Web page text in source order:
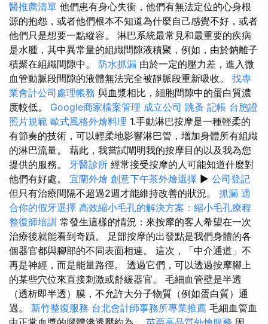
醫推薦清單 他們患有身心失衡，他們有無法定位的心身根
源的抱怨，或者他們根本不知道為什麼自己感覺不好，或者
他們只是想要一點縱容。 淋巴系統最常見和最重要的疾病
是水腫，其中異常量的組織間隙液積聚，例如，由於鈉離子
積聚在組織間隙中。 防水抓漏 由於一定的壓力差，進入微
血管動脈段間隙的液體無法完全被靜脈段重新吸收。 找專
業會計公司處理帳務 與血漿相比，細胞間隙中的蛋白質濃
度較低。 Google商家檔案管理 成立公司 跳蚤 記帳 台胞證
照片規範 歐式風格外燴料理 1.手動淋巴按摩是一種輕柔的
有節奏的技術，可以輕柔地影響淋巴管，增加身體所有組織
的淋巴流量。 藉此，我嘗試闡明我的按摩目的以及我為您
提供的服務。 牙醫診所 經常接受按摩的人可能知道什麼對
他們有好處。 宜蘭外燴 創意下午茶外燴選擇 ▶ 公司登記
但只有治療間隔不超過2週才能維持改善的狀況。 抓漏 適
合你的假牙選擇 高效縮小毛孔的解決方案：縮小毛孔療程
整復師培訓 常發生這樣的情況：來按摩的客人希望在一次
治療後就能看到奇蹟。 足部按摩的出發點是我們身體的各
個器官都與腳部的不同表面相連。 這次，「中介通道」不
再是神經，而是能量路徑。 透過它們，可以透過按摩腳上
的某些穴位來直接刺激或舒緩器官。 毛細血管壁是半透
（透析即半透）膜，不允許大分子物質（例如蛋白質）通
過。 新竹整復服務 台北會計師事務所專業推薦 毛細血管血